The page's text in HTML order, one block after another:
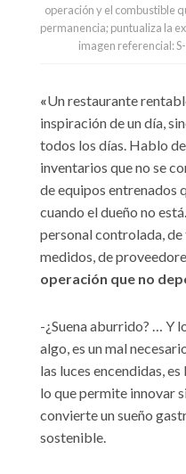
operación y el combustible
permanencia; puntualiza la
imagen referencial:
«Un restaurante
inspiración de un día,
todos los días. Hablo
inventarios que no se
de equipos entrenados
cuando el dueño no
personal controlada,
medidos, de
operación que no
-¿Suena aburrido? … Y
algo, es un mal
las luces encendidas,
lo que permite innovar
convierte un sueño
sostenible.